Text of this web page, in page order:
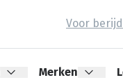
Voor
Merken